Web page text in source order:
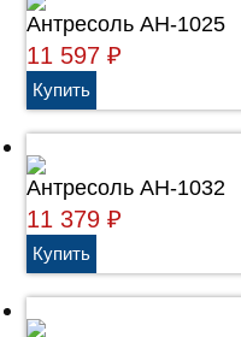
Антресоль АН-1025
11 597₽
Антресоль АН-1032
11 379₽